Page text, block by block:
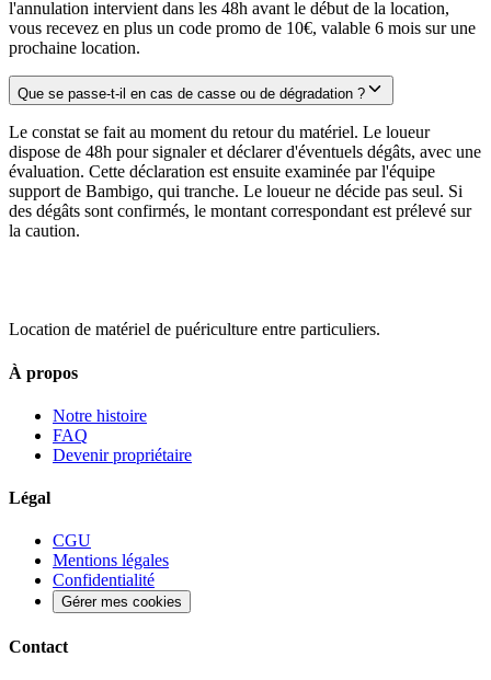
l'annulation intervient dans les 48h avant le début de la location,
vous recevez en plus un code promo de 10€, valable 6 mois sur une
prochaine location.
Que se passe-t-il en cas de casse ou de dégradation ?
Le constat se fait au moment du retour du matériel. Le loueur
dispose de 48h pour signaler et déclarer d'éventuels dégâts, avec une
évaluation. Cette déclaration est ensuite examinée par l'équipe
support de Bambigo, qui tranche. Le loueur ne décide pas seul. Si
des dégâts sont confirmés, le montant correspondant est prélevé sur
la caution.
Location de matériel de puériculture entre particuliers.
À propos
Notre histoire
FAQ
Devenir propriétaire
Légal
CGU
Mentions légales
Confidentialité
Gérer mes cookies
Contact